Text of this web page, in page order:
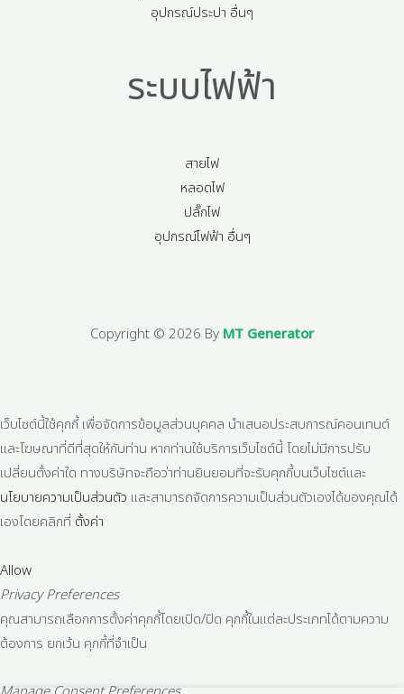
อุปกรณ์ประปา อื่นๆ
ระบบไฟฟ้า
สายไฟ
หลอดไฟ
ปลั๊กไฟ
อุปกรณ์ไฟฟ้า อื่นๆ
Copyright © 2026 By MT Generator
เว็บไซต์นี้ใช้คุกกี้ เพื่อจัดการข้อมูลส่วนบุคคล นำเสนอประสบการณ์คอนเทนต์
และโฆษณาที่ดีที่สุดให้กับท่าน หากท่านใช้บริการเว็บไซต์นี้ โดยไม่มีการปรับ
เปลี่ยนตั้งค่าใด ทางบริษัทจะถือว่าท่านยินยอมที่จะรับคุกกี้บนเว็บไซต์และ
นโยบายความเป็นส่วนตัว และสามารถจัดการความเป็นส่วนตัวเองได้ของคุณได้
เองโดยคลิกที่ ตั้งค่า
Allow
Privacy Preferences
คุณสามารถเลือกการตั้งค่าคุกกี้โดยเปิด/ปิด คุกกี้ในแต่ละประเภทได้ตามความ
ต้องการ ยกเว้น คุกกี้ที่จำเป็น